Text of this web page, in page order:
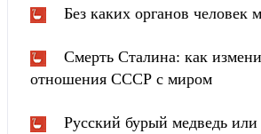
Без каких органов человек
Смерть Сталина: как
отношения СССР с миром
Русский бурый медведь